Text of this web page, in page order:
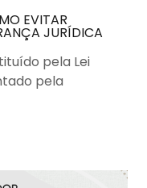
EVITAR
JURÍDICA
pela Lei
pela